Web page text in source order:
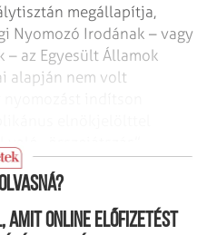
megállapítja,
Nyomozó Irodának – vagy
– az Egyesült Államok
alapján nem volt
amit online előfizetést